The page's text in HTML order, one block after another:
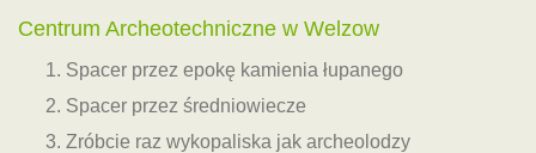
Centrum Archeotechniczne w Welzow
Spacer przez epokę kamienia łupanego
Spacer przez średniowiecze
Zróbcie raz wykopaliska jak archeolodzy